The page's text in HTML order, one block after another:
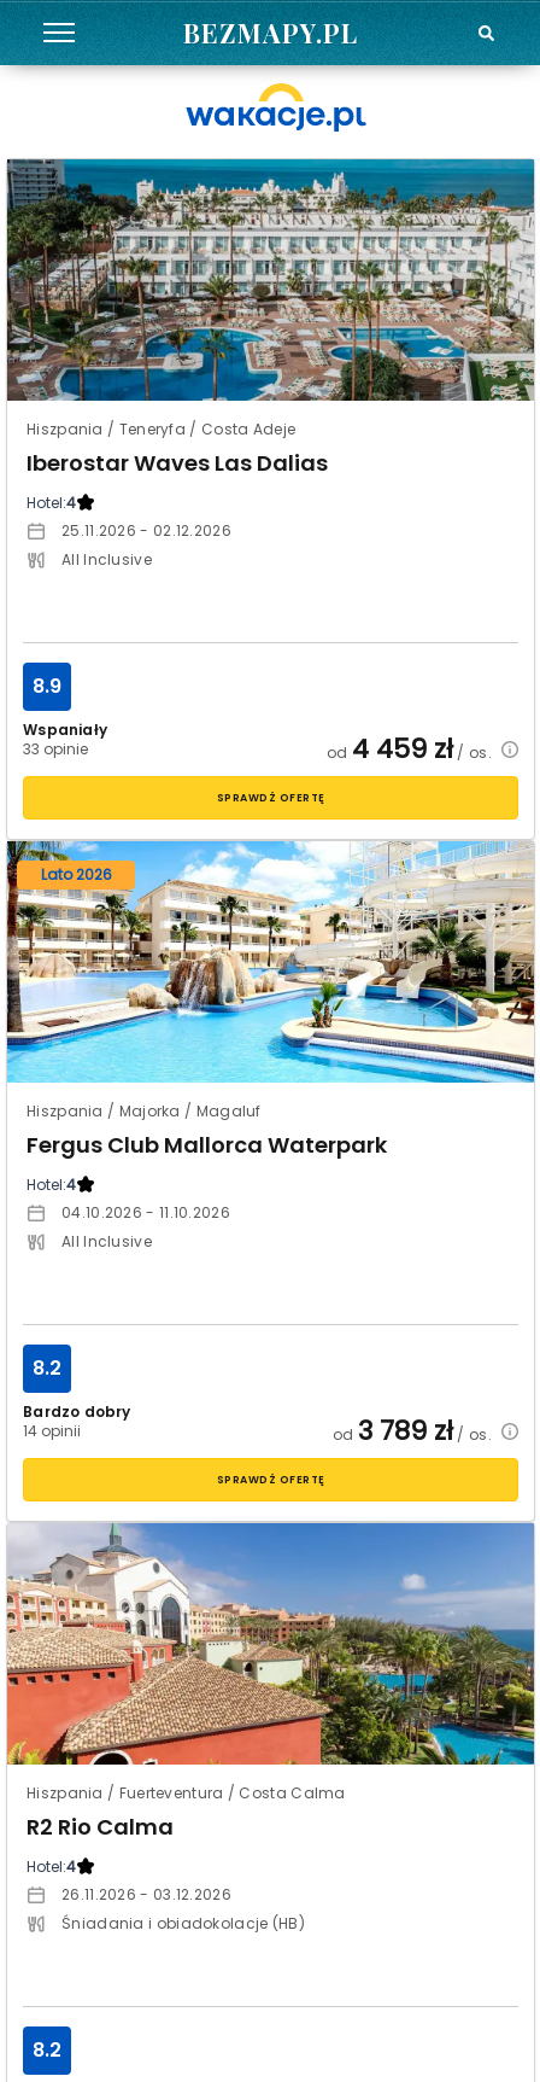
BEZMAPY.PL
Hiszpania / Teneryfa / Costa Adeje
Iberostar Waves Las Dalias
Hotel:4
25.11.2026 - 02.12.2026
All Inclusive
Wspaniały
33 opinie
8.9
od 4 459 zł/ os.
SPRAWDŹ OFERTĘ
Lato 2026
Hiszpania / Majorka / Magaluf
Fergus Club Mallorca Waterpark
Hotel:4
04.10.2026 - 11.10.2026
All Inclusive
Bardzo dobry
14 opinii
8.2
od 3 789 zł/ os.
SPRAWDŹ OFERTĘ
Hiszpania / Fuerteventura / Costa Calma
R2 Rio Calma
Hotel:4
26.11.2026 - 03.12.2026
Śniadania i obiadokolacje (HB)
8.2